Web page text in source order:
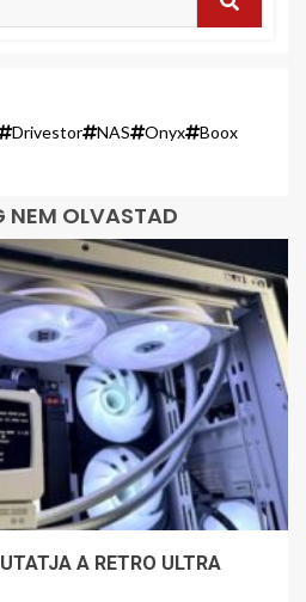
Drivestor NAS Onyx Boox
NEM OLVASTAD
A RETRO ULTRA